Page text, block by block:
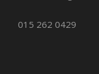
015 262 0429